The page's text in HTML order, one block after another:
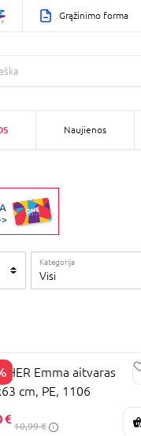
Grąžinimo forma
Naujienos
Kategorija
Visi
Emma aitvaras
cm, PE, 1106
€
10,99 €